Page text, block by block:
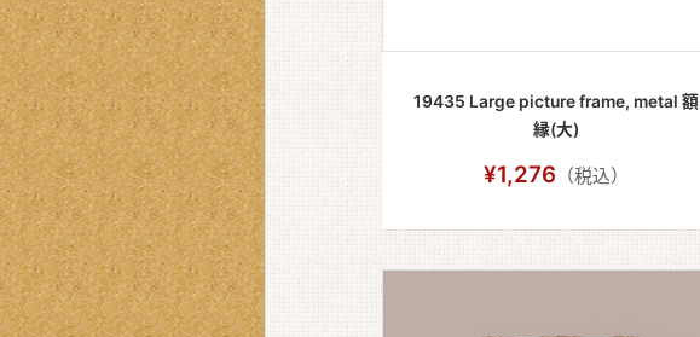
19435 Large picture frame, metal 額
縁(大)
¥1,276 （税込）